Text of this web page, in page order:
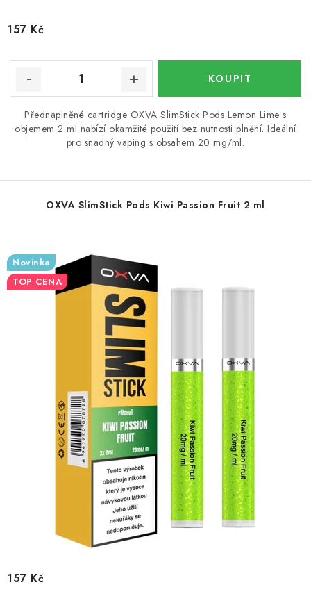
157 Kč
Přednaplněné cartridge OXVA SlimStick Pods Lemon Lime s
objemem 2 ml nabízí okamžité použití bez nutnosti plnění. Ideální
pro snadný vaping s obsahem 20 mg/ml.
OXVA SlimStick Pods Kiwi Passion Fruit 2 ml
Novinka
TOP CENA
157 Kč